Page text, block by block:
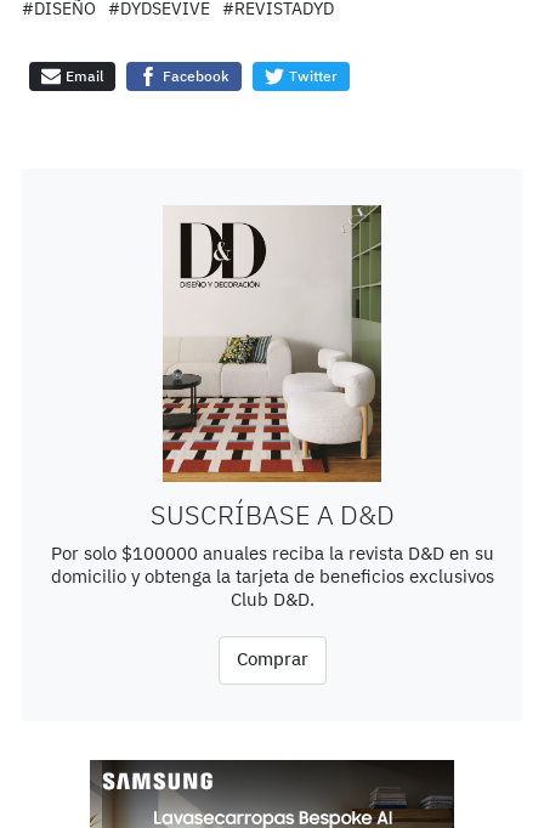
#DISEÑO
#DYDSEVIVE #REVISTADYD
Email Facebook Twitter
SUSCRÍBASE A D&D
Por solo $100000 anuales reciba la revista D&D en su
domicilio y obtenga la tarjeta de beneficios exclusivos
Club D&D.
Comprar